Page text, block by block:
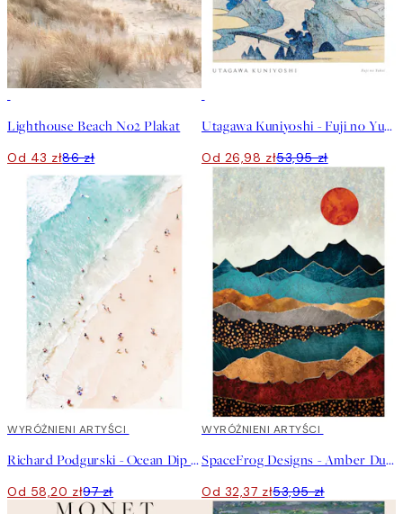
Lighthouse Beach No2 Plakat
Od 43 zł86 zł
Utagawa Kuniyoshi - Fuji no Yukei Plakat
Od 26,98 zł53,95 zł
40%*
WYRÓŻNIENI ARTYŚCI
Richard Podgurski - Ocean Dip Plakat
Od 58,20 zł97 zł
40%*
WYRÓŻNIENI ARTYŚCI
SpaceFrog Designs - Amber Dusk Plakat
Od 32,37 zł53,95 zł